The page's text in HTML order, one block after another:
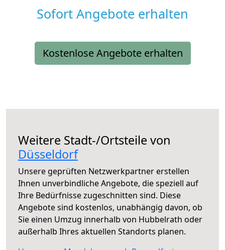
Sofort Angebote erhalten
Kostenlose Angebote erhalten
Weitere Stadt-/Ortsteile von
Düsseldorf
Unsere geprüften Netzwerkpartner erstellen
Ihnen unverbindliche Angebote, die speziell auf
Ihre Bedürfnisse zugeschnitten sind. Diese
Angebote sind kostenlos, unabhängig davon, ob
Sie einen Umzug innerhalb von Hubbelrath oder
außerhalb Ihres aktuellen Standorts planen.